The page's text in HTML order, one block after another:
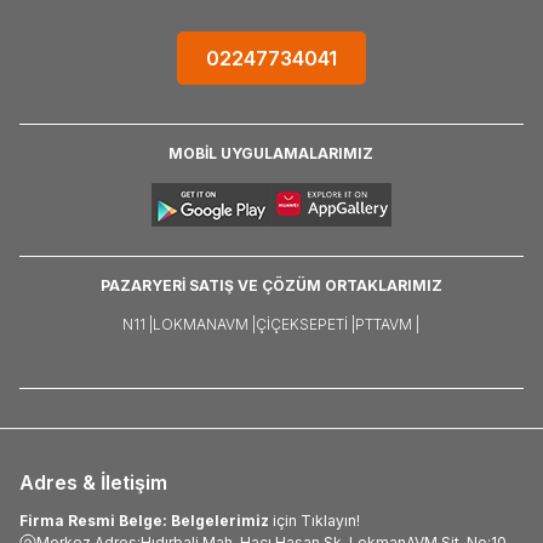
02247734041
MOBİL UYGULAMALARIMIZ
PAZARYERİ SATIŞ VE ÇÖZÜM ORTAKLARIMIZ
N11 | LOKMANAVM | ÇIÇEKSEPETI | PTTAVM |
Adres & İletişim
Firma Resmi Belge: Belgelerimiz için Tıklayın!